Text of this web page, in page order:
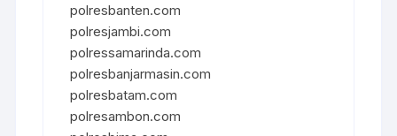
polresbanten.com
polresjambi.com
polressamarinda.com
polresbanjarmasin.com
polresbatam.com
polresambon.com